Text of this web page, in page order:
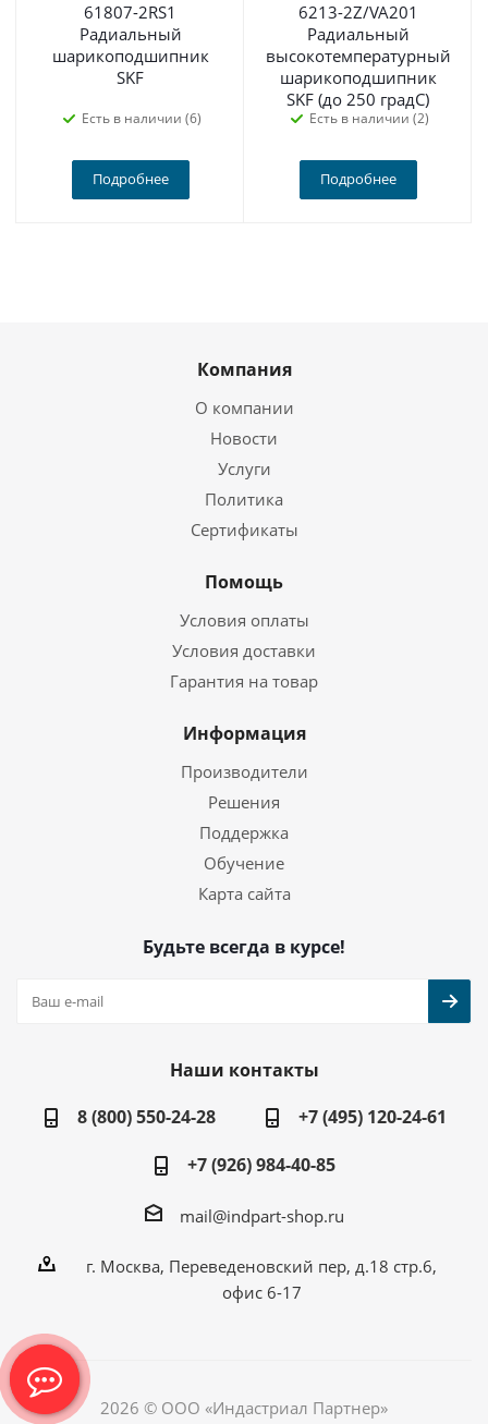
61807-2RS1
Радиальный
шарикоподшипник
SKF
Есть в наличии (6)
Подробнее
6213-2Z/VA201
Радиальный
высокотемпературный
шарикоподшипник
SKF (до 250 градС)
Есть в наличии (2)
Подробнее
Компания
О компании
Новости
Услуги
Политика
Сертификаты
Помощь
Условия оплаты
Условия доставки
Гарантия на товар
Информация
Производители
Решения
Поддержка
Обучение
Карта сайта
Будьте всегда в курсе!
Наши контакты
8 (800) 550-24-28
+7 (495) 120-24-61
+7 (926) 984-40-85
mail@indpart-shop.ru
г. Москва, Переведеновский пер, д.18 стр.6,
офис 6-17
2026 © ООО «Индастриал Партнер»